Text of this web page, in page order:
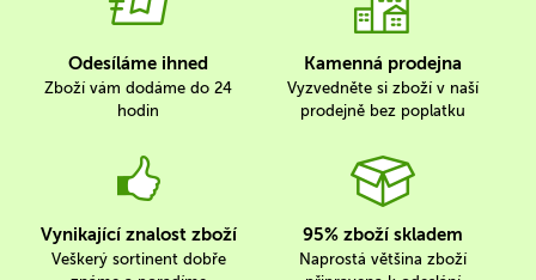
Odesíláme ihned
Zboží vám dodáme do 24
hodin
Kamenná prodejna
Vyzvedněte si zboží v naší
prodejně bez poplatku
Vynikající znalost zboží
Veškerý sortinent dobře
95% zboží skladem
Naprostá většina zboží